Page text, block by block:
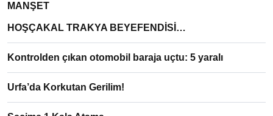
MANŞET
HOŞÇAKAL TRAKYA BEYEFENDİSİ…
Kontrolden çıkan otomobil baraja uçtu: 5 yaralı
Urfa’da Korkutan Gerilim!